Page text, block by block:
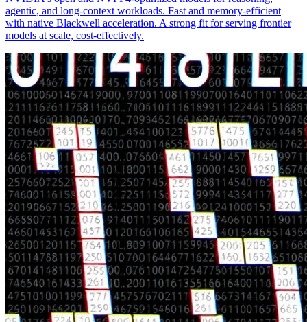
agentic, and long-context workloads. Fast and memory-efficient
with native Blackwell acceleration. A strong fit for serving frontier
models at scale, cost-effectively.